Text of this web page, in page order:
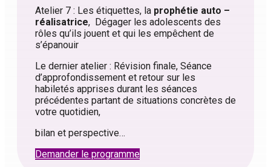
Atelier 7 : Les étiquettes, la prophétie auto –
réalisatrice, Dégager les adolescents des
rôles qu’ils jouent et qui les empêchent de
s’épanouir
Le dernier atelier : Révision finale, Séance
d’approfondissement et retour sur les
habiletés apprises durant les séances
précédentes partant de situations concrètes de
votre quotidien,
bilan et perspective…
Demander le programme